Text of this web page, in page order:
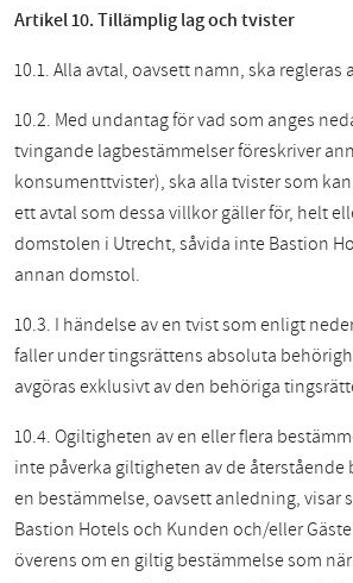
Artikel 10. Tillämplig lag och tvister
10.1. Alla avtal, oavsett namn, ska regleras
10.2. Med undantag för vad som anges
tvingande lagbestämmelser föreskriver
konsumenttvister), ska alla tvister som
ett avtal som dessa villkor gäller för, helt
domstolen i Utrecht, såvida inte Bastion
annan domstol.
10.3. I händelse av en tvist som enligt
faller under tingsrättens absoluta
avgöras exklusivt av den behöriga
10.4. Ogiltigheten av en eller flera
inte påverka giltigheten av de återstående
en bestämmelse, oavsett anledning, visar
Bastion Hotels och Kunden och/eller
överens om en giltig bestämmelse som